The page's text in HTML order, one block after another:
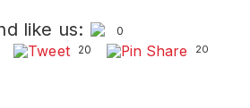
like us:
0
20 20